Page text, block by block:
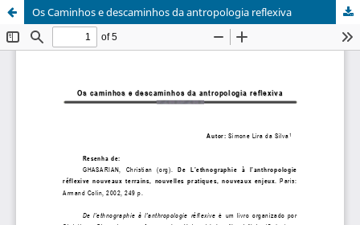
Os Caminhos e descaminhos da antropologia reflexiva